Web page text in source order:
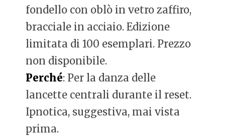
fondello con oblò in vetro zaffiro,
bracciale in acciaio. Edizione
limitata di 100 esemplari. Prezzo
non disponibile.
Perché: Per la danza delle
lancette centrali durante il reset.
Ipnotica, suggestiva, mai vista
prima.